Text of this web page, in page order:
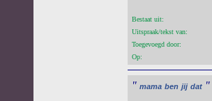
Bestaat uit:
Uitspraak/tekst van:
Toegevoegd door:
Op:
" mama ben jij dat "